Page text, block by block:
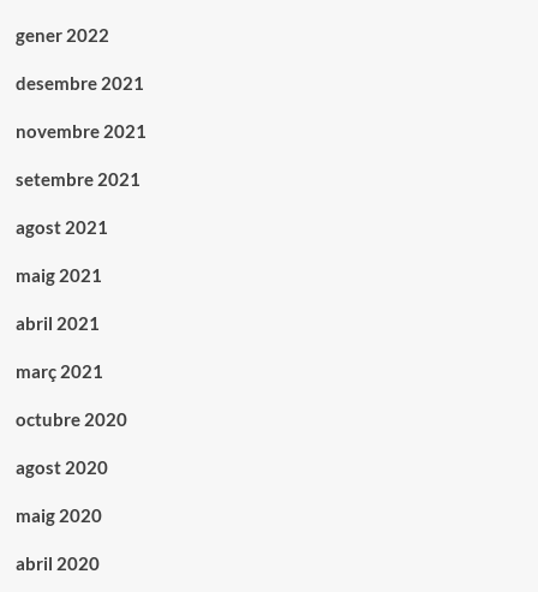
gener 2022
desembre 2021
novembre 2021
setembre 2021
agost 2021
maig 2021
abril 2021
març 2021
octubre 2020
agost 2020
maig 2020
abril 2020